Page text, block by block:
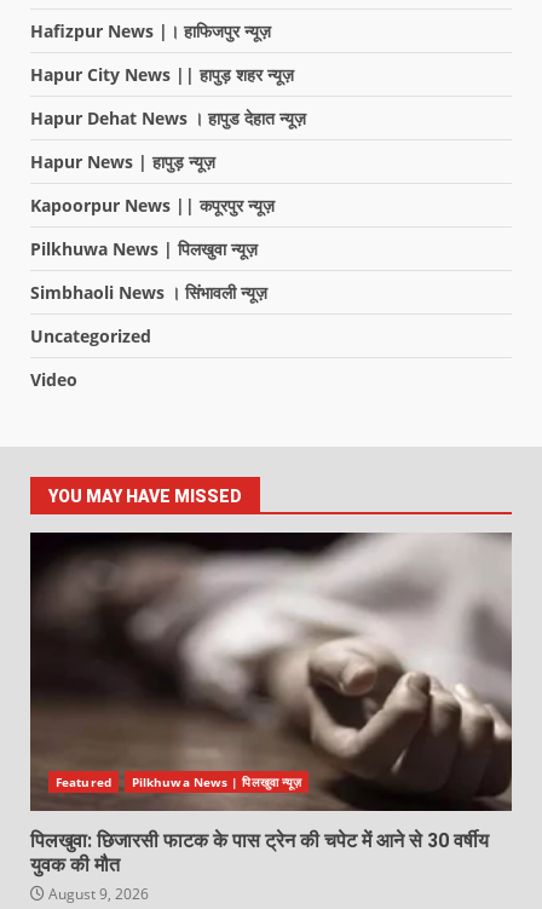
Hafizpur News |। हाफिजपुर न्यूज़
Hapur City News || हापुड़ शहर न्यूज़
Hapur Dehat News । हापुड देहात न्यूज़
Hapur News | हापुड़ न्यूज़
Kapoorpur News || कपूरपुर न्यूज़
Pilkhuwa News | पिलखुवा न्यूज़
Simbhaoli News । सिंभावली न्यूज़
Uncategorized
Video
YOU MAY HAVE MISSED
Featured Pilkhuwa News | पिलखुवा न्यूज़
पिलखुवा: छिजारसी फाटक के पास ट्रेन की चपेट में आने से 30 वर्षीय
युवक की मौत
August 9, 2026